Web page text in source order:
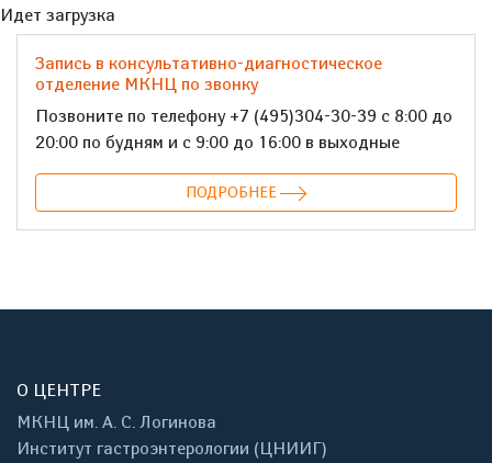
Идет загрузка
Запись в консультативно-диагностическое
отделение МКНЦ по звонку
Позвоните по телефону +7 (495)304-30-39 с 8:00 до
20:00 по будням и с 9:00 до 16:00 в выходные
ПОДРОБНЕЕ
О ЦЕНТРЕ
МКНЦ им. А. С. Логинова
Институт гастроэнтерологии (ЦНИИГ)